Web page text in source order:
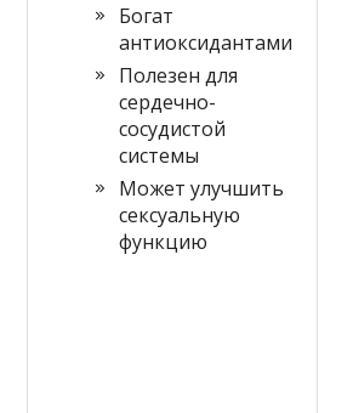
Богат
антиоксидантами
Полезен для
сердечно-
сосудистой
системы
Может улучшить
сексуальную
функцию